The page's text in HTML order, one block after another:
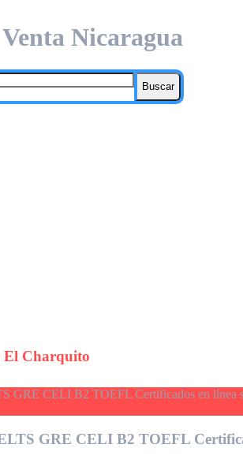
Buscar
El Charquito
GRE CELI B2 TOEFL